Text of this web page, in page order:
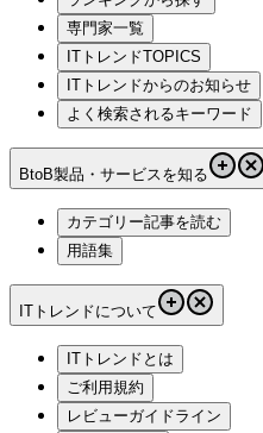
専門家一覧
ITトレンドTOPICS
ITトレンドからのお知らせ
よく検索されるキーワード
BtoB製品・サービスを知る
カテゴリー記事を読む
用語集
ITトレンドについて
ITトレンドとは
ご利用規約
レビューガイドライン